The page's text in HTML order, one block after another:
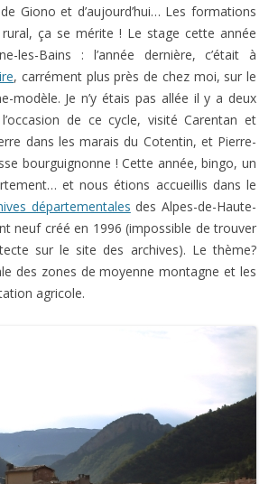
Giono et d’aujourd’hui… Les formations
ça se mérite ! Le stage cette année
les-Bains : l’année dernière, c’était à
, carrément plus près de chez moi, sur le
modèle. Je n’y étais pas allée il y a deux
de ce cycle, visité Carentan et
dans les marais du Cotentin, et Pierre-
bourguignonne ! Cette année, bingo, un
et nous étions accueillis dans le
départementales des Alpes-de-Haute-
neuf créé en 1996 (impossible de trouver
sur le site des archives). Le thème?
des zones de moyenne montagne et les
agricole.